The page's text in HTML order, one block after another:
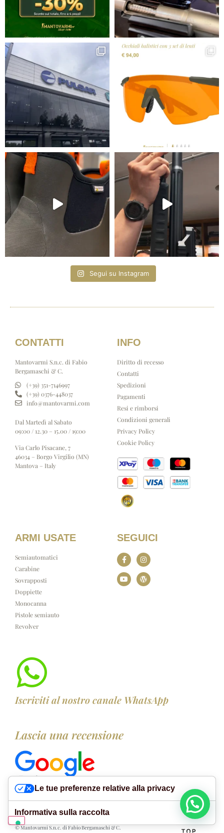
Segui su Instagram
CONTATTI
Mantovarmi S.n.c. di Fabio
Bergamaschi & C.
(+39) 351-7146997
(+39) 0376-448037
info@mantovarmi.com
Dal Martedì al Sabato
09:00 / 12.30 – 15.00 / 19:00
Via Carlo Pisacane, 7
46034 – Borgo Virgilio (MN)
Mantova – Italy
INFO
Diritto di recesso
Contatti
Spedizioni
Pagamenti
Resi e rimborsi
Condizioni generali
Privacy Policy
Cookie Policy
ARMI USATE
Semiautomatici
Carabine
Sovrapposti
Doppiette
Monocanna
Pistole semiauto
Revolver
SEGUICI
Iscriviti al nostro canale WhatsApp
Lascia una recensione
© Mantovarmi S.n.c. di Fabio Bergamaschi & C.
Le tue preferenze relative alla privacy
Informativa sulla raccolta